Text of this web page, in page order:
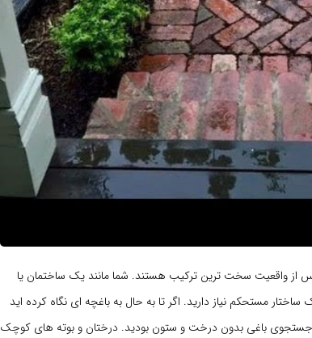
از واقعیت سخت ترین ترکیب هستند. شما مانند یک ساختمان یا
مستحکم نیاز دارید. اگر تا به حال به باغچه ای نگاه کرده اید
باغی بدون درخت و ستون بودید. درختان و بوته های کوچک